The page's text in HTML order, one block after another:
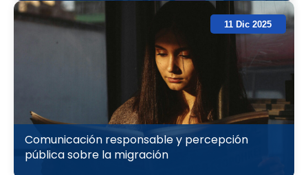
11 Dic 2025
Comunicación responsable y percepción
pública sobre la migración